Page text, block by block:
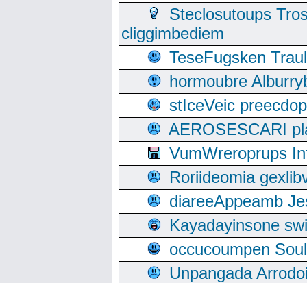
Steclosutoups
cliggimbediem
TeseFugsken
hormoubre
stIceVeic
AEROSESCARI
VumWreroprups
Roriideomia
diareeAppeamb
Kayadayinsone
occucoumpen
Unpangada